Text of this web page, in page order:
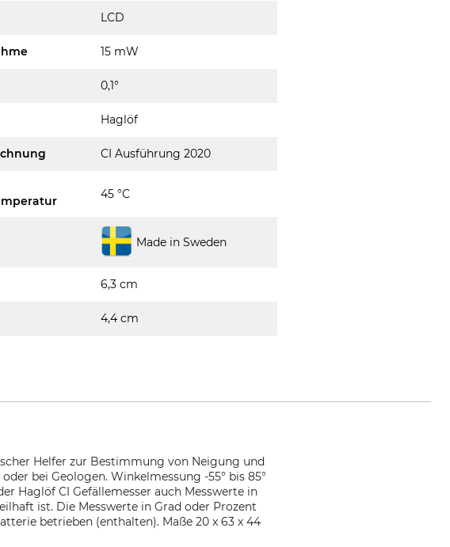
LCD
15 mW
0,1°
Haglöf
CI Ausführung 2020
45 °C
Made in Sweden
6,3 cm
4,4 cm
Helfer zur Bestimmung von Neigung und
bei Geologen. Winkelmessung -55° bis 85°
Haglöf CI Gefällemesser auch Messwerte in
ist. Die Messwerte in Grad oder Prozent
betrieben (enthalten). Maße 20 x 63 x 44